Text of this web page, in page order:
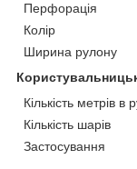
Перфорація
Колір
Ширина рулону
Кількість метрів в
Кількість шарів
Застосування